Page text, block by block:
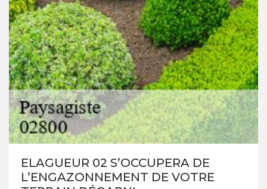
ELAGUEUR 02 S’OCCUPERA DE
L’ENGAZONNEMENT DE VOTRE